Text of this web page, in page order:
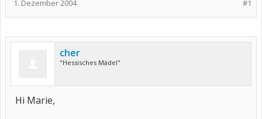
#1
1. Dezember 2004
cher
"Hessisches Mädel"
Hi Marie,